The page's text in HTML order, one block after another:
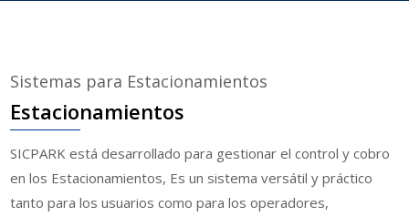
Sistemas para Estacionamientos
Estacionamientos
SICPARK está desarrollado para gestionar el control y cobro
en los Estacionamientos, Es un sistema versátil y práctico
tanto para los usuarios como para los operadores,